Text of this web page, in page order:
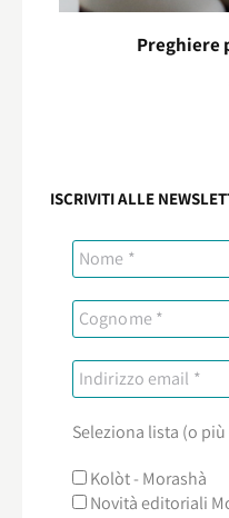
Preghiere
ISCRIVITI ALLE
Seleziona lista (o
Kolòt - Morashà
Novità editoriali